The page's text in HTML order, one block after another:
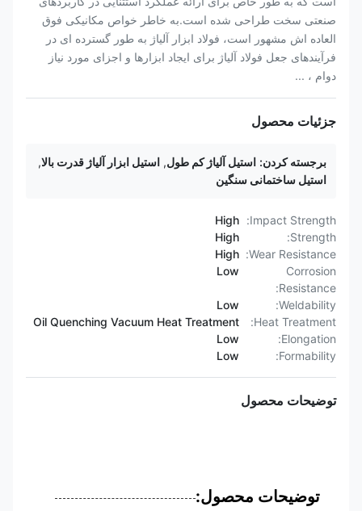
صنعتی سخت طراحی شده است.به خاطر خواص مکانیکی فوق
العاده اش مشهور است، فولاد ابزار آلیاژ به طور گسترده ای در
فرآیندهای جعل فولاد آلیاژ برای ایجاد ابزارها و اجزای مورد نیاز
دوام ، ...
جزئیات محصول
برجسته کردن: استیل آلیاژ کم طول ,استیل ابزار آلیاژ قدرت بالا ,
استیل ساختمانی سنگین
Impact Strength:
High
Strength:
Wear Resistance:
High
Corrosion
Resistance:
Weldability:
Heat Treatment:
Oil Quenching Vacuum Heat Treatment
Elongation:
Formability:
توضیحات محصول
توضیحات محصول: